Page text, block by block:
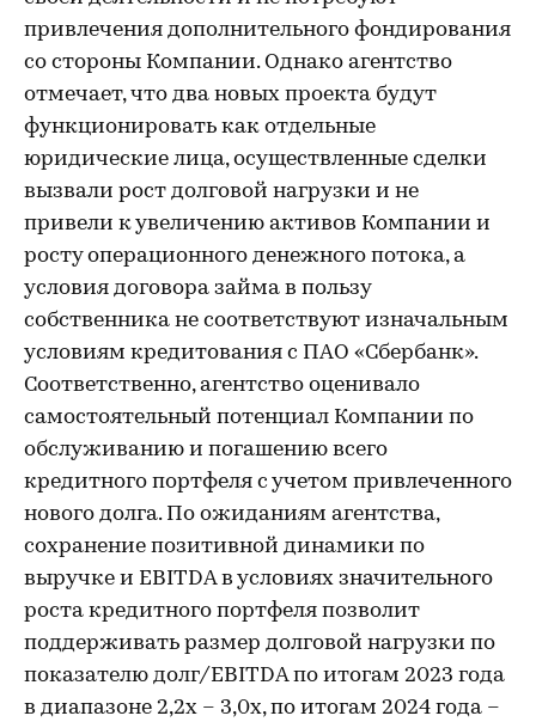
привлечения дополнительного фондирования
со стороны Компании. Однако агентство
отмечает, что два новых проекта будут
функционировать как отдельные
юридические лица, осуществленные сделки
вызвали рост долговой нагрузки и не
привели к увеличению активов Компании и
росту операционного денежного потока, а
условия договора займа в пользу
собственника не соответствуют изначальным
условиям кредитования с ПАО «Сбербанк».
Соответственно, агентство оценивало
самостоятельный потенциал Компании по
обслуживанию и погашению всего
кредитного портфеля с учетом привлеченного
нового долга. По ожиданиям агентства,
сохранение позитивной динамики по
выручке и EBITDA в условиях значительного
роста кредитного портфеля позволит
поддерживать размер долговой нагрузки по
показателю долг/EBITDA по итогам 2023 года
в диапазоне 2,2х – 3,0х, по итогам 2024 года –